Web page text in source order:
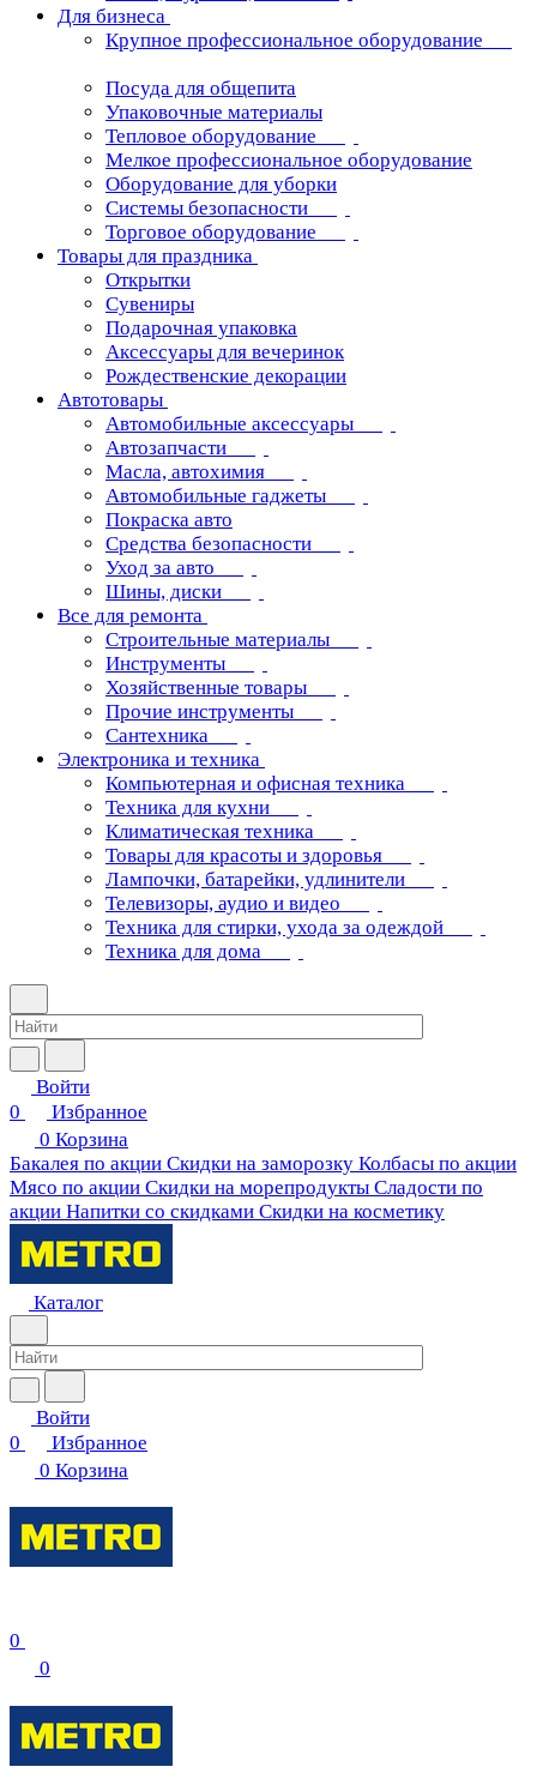
Для бизнеса
Крупное профессиональное оборудование
Посуда для общепита
Упаковочные материалы
Тепловое оборудование
Мелкое профессиональное оборудование
Оборудование для уборки
Системы безопасности
Торговое оборудование
Товары для праздника
Открытки
Сувениры
Подарочная упаковка
Аксессуары для вечеринок
Рождественские декорации
Автотовары
Автомобильные аксессуары
Автозапчасти
Масла, автохимия
Автомобильные гаджеты
Покраска авто
Средства безопасности
Уход за авто
Шины, диски
Все для ремонта
Строительные материалы
Инструменты
Хозяйственные товары
Прочие инструменты
Сантехника
Электроника и техника
Компьютерная и офисная техника
Техника для кухни
Климатическая техника
Товары для красоты и здоровья
Лампочки, батарейки, удлинители
Телевизоры, аудио и видео
Техника для стирки, ухода за одеждой
Техника для дома
Войти
0
Избранное
0 Корзина
Бакалея по акции Скидки на заморозку Колбасы по акции
Мясо по акции Скидки на морепродукты Сладости по
акции Напитки со скидками Скидки на косметику
Каталог
Войти
0
Избранное
0 Корзина
0
0